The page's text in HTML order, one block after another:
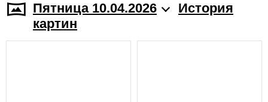
Пятница 10.04.2026
История
картин